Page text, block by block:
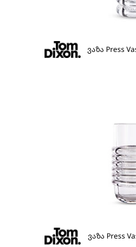
ვაზა Press
ვაზა Press